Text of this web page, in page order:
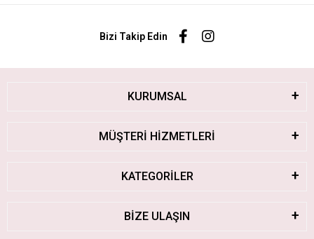
Bizi Takip Edin
KURUMSAL
MÜŞTERİ HİZMETLERİ
KATEGORİLER
BİZE ULAŞIN